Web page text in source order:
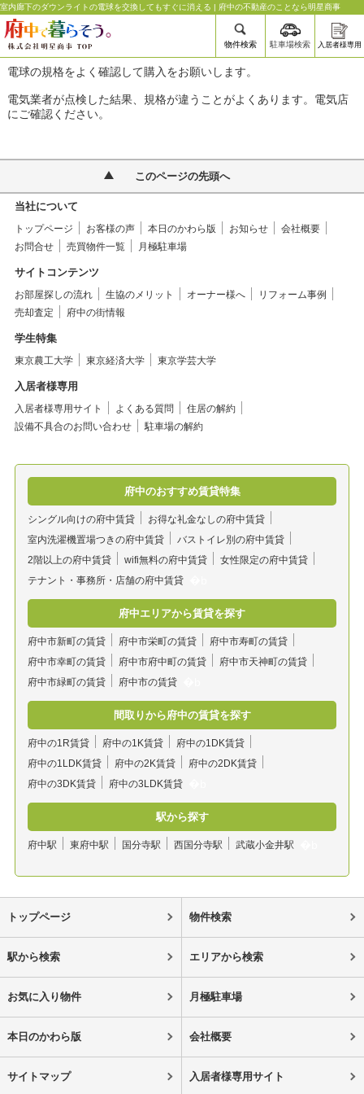
室内廊下のダウンライトの電球を交換してもすぐに消える | 府中の不動産のことなら明星商事
物件検索 駐車場検索 入居者様専用
電球の規格をよく確認して購入をお願いします。
電気業者が点検した結果、規格が違うことがよくあります。電気店
にご確認ください。
このページの先頭へ
当社について
トップページ お客様の声 本日のかわら版 お知らせ
会社概要
お問合せ
売買物件一覧 月極駐車場
サイトコンテンツ
お部屋探しの流れ 生協のメリット オーナー様へ
リフォーム事例
売却査定
府中の街情報
学生特集
東京農工大学 東京経済大学 東京学芸大学
入居者様専用
入居者様専用サイト よくある質問
住居の解約
設備不具合のお問い合わせ
駐車場の解約
府中のおすすめ賃貸特集
シングル向けの府中賃貸
お得な礼金なしの府中賃貸
室内洗濯機置場つきの府中賃貸
バストイレ別の府中賃貸
2階以上の府中賃貸
wifi無料の府中賃貸
女性限定の府中賃貸
テナント・事務所・店舗の府中賃貸
府中エリアから賃貸を探す
府中市新町の賃貸 府中市栄町の賃貸
府中市寿町の賃貸
府中市幸町の賃貸
府中市府中町の賃貸
府中市天神町の賃貸
府中市緑町の賃貸
府中市の賃貸
間取りから府中の賃貸を探す
府中の1R賃貸 府中の1K賃貸
府中の1DK賃貸
府中の1LDK賃貸
府中の2K賃貸
府中の2DK賃貸
府中の3DK賃貸
府中の3LDK賃貸
駅から探す
府中駅 東府中駅 国分寺駅 西国分寺駅 武蔵小金井駅
トップページ 物件検索
駅から検索 エリアから検索
お気に入り物件 月極駐車場
本日のかわら版 会社概要
サイトマップ 入居者様専用サイト